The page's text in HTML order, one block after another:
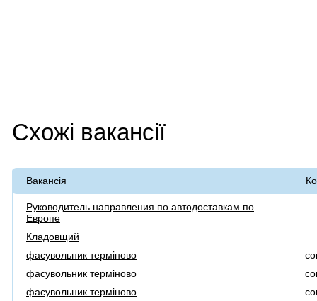
Схожі вакансії
Вакансія
Руководитель направления по автодоставкам по
Европе
Кладовщий
фасувольник терміново
фасувольник терміново
фасувольник терміново